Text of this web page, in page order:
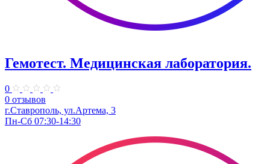
Гемотест. Медицинская лаборатория.
0
0 отзывов
г.Ставрополь, ул.Артема, 3
Пн-Сб 07:30-14:30